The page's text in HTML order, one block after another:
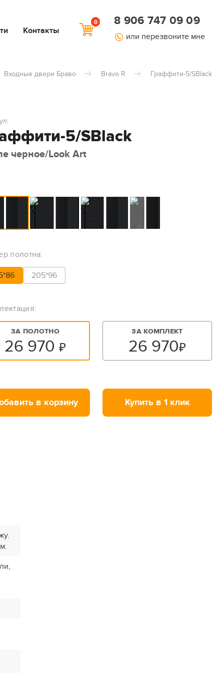
Контакты
0 8 906 747 09 09
или перезвоните мне
Входные двери Браво Bravo R Граффити-5/SBlack
5/SBlack
черное/Look Art
полотна:
205*96
ЗА ПОЛОТНО
26 970 ₽
ЗА КОМПЛЕКТ
26 970₽
в корзину Купить в 1 клик